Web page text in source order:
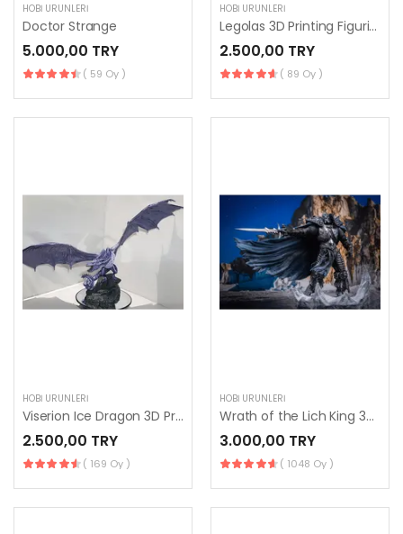
HOBI ÜRÜNLERI
Doctor Strange
5.000,00 TRY
( 59 Oy )
HOBI ÜRÜNLERI
Legolas 3D Printing Figurine
2.500,00 TRY
( 89 Oy )
HOBI ÜRÜNLERI
Viserion Ice Dragon 3D Printing Figurine
2.500,00 TRY
( 169 Oy )
HOBI ÜRÜNLERI
Wrath of the Lich King 3D Printing Figurine
3.000,00 TRY
( 1048 Oy )